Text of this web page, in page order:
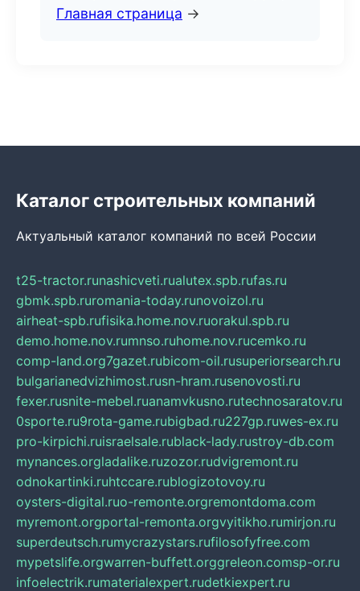
Главная страница →
Каталог строительных компаний
Актуальный каталог компаний по всей России
t25-tractor.runashicveti.rualutex.spb.rufas.ru
gbmk.spb.ruromania-today.runovoizol.ru
airheat-spb.rufisika.home.nov.ruorakul.spb.ru
demo.home.nov.rumnso.ruhome.nov.rucemko.ru
comp-land.org7gazet.rubicom-oil.rusuperiorsearch.ru
bulgarianedvizhimost.rusn-hram.rusenovosti.ru
fexer.rusnite-mebel.ruanamvkusno.rutechnosaratov.ru
0sporte.ru9rota-game.rubigbad.ru227gp.ruwes-ex.ru
pro-kirpichi.ruisraelsale.rublack-lady.rustroy-db.com
mynances.orgladalike.ruzozor.rudvigremont.ru
odnokartinki.ruhtccare.rublogizotovoy.ru
oysters-digital.ruo-remonte.orgremontdoma.com
myremont.orgportal-remonta.orgvyitikho.rumirjon.ru
superdeutsch.rumycrazystars.rufilosofyfree.com
mypetslife.orgwarren-buffett.orggreleon.comsp-or.ru
infoelectrik.rumaterialexpert.rudetkiexpert.ru